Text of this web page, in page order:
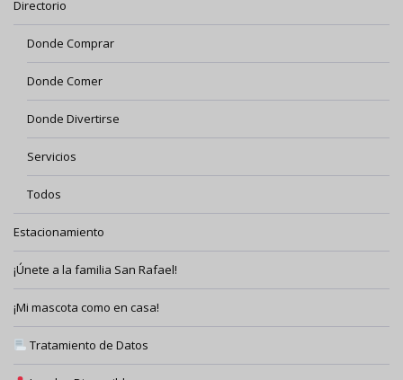
Directorio
Donde Comprar
Donde Comer
Donde Divertirse
Servicios
Todos
Estacionamiento
¡Únete a la familia San Rafael!
¡Mi mascota como en casa!
Tratamiento de Datos